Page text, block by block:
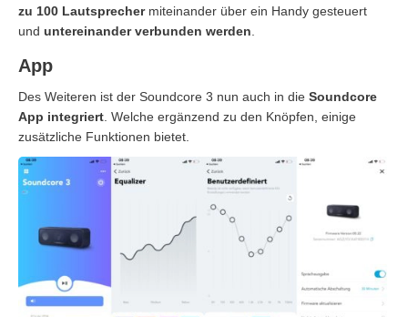
zu 100 Lautsprechermiteinander über ein Handy gesteuert
und untereinander verbunden werden.
App
Des Weiteren ist der Soundcore 3 nun auch in die Soundcore
App integriert. Welche ergänzend zu den Knöpfen, einige
zusätzliche Funktionen bietet.